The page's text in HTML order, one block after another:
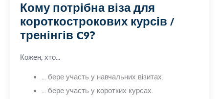
Кому потрібна віза для
короткострокових курсів /
тренінгів C9?
Кожен, хто...
... бере участь у навчальних візитах.
... бере участь у коротких курсах.